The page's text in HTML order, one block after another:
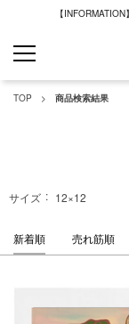
【
TOP 商品検索結果
サイズ 12×12
新着順 売れ筋順